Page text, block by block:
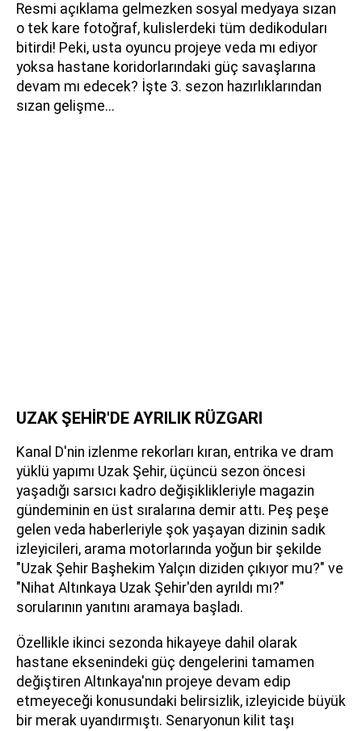
Resmi açıklama gelmezken sosyal medyaya sızan
o tek kare fotoğraf, kulislerdeki tüm dedikoduları
bitirdi! Peki, usta oyuncu projeye veda mı ediyor
yoksa hastane koridorlarındaki güç savaşlarına
devam mı edecek? İşte 3. sezon hazırlıklarından
sızan gelişme...
UZAK ŞEHİR'DE AYRILIK RÜZGARI
Kanal D'nin izlenme rekorları kıran, entrika ve dram
yüklü yapımı Uzak Şehir, üçüncü sezon öncesi
yaşadığı sarsıcı kadro değişiklikleriyle magazin
gündeminin en üst sıralarına demir attı. Peş peşe
gelen veda haberleriyle şok yaşayan dizinin sadık
izleyicileri, arama motorlarında yoğun bir şekilde
"Uzak Şehir Başhekim Yalçın diziden çıkıyor mu?" ve
"Nihat Altınkaya Uzak Şehir'den ayrıldı mı?"
sorularının yanıtını aramaya başladı.
Özellikle ikinci sezonda hikayeye dahil olarak
hastane eksenindeki güç dengelerini tamamen
değiştiren Altınkaya'nın projeye devam edip
etmeyeceği konusundaki belirsizlik, izleyicide büyük
bir merak uyandırmıştı. Senaryonun kilit taşı